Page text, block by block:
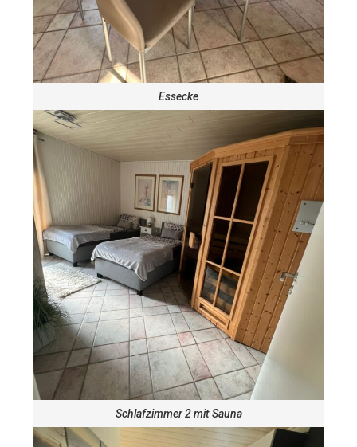
Essecke
Schlafzimmer 2 mit Sauna